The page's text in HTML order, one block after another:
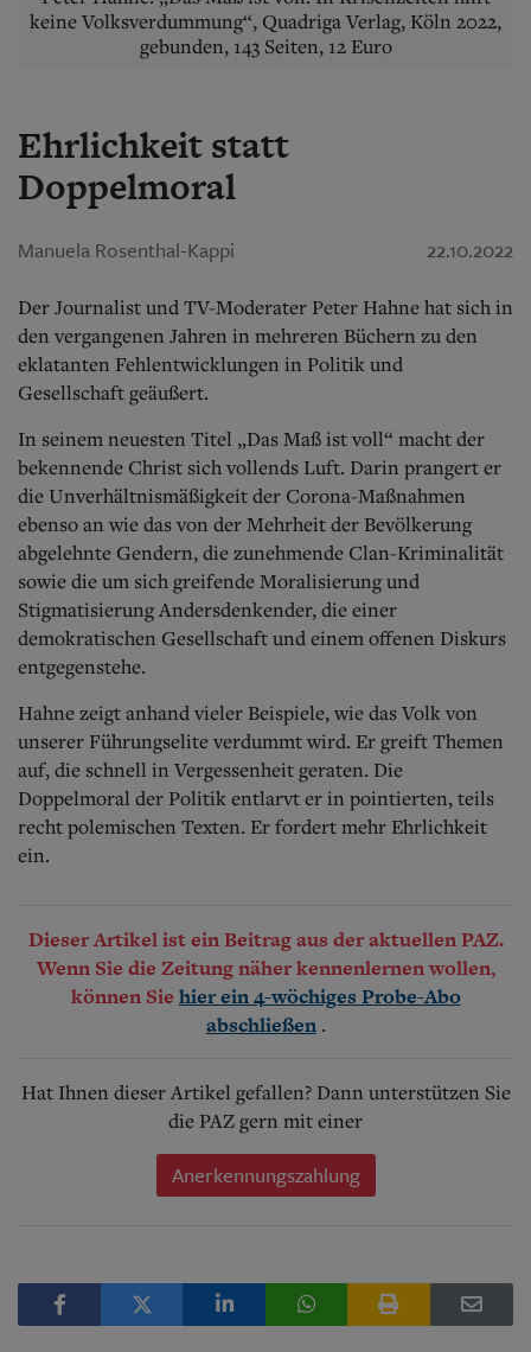
Kontakt
keine Volksverdummung“, Quadriga Verlag, Köln 2022,
gebunden, 143 Seiten, 12 Euro
Ehrlichkeit statt
Doppelmoral
Manuela Rosenthal-Kappi 22.10.2022
Der Journalist und TV-Moderater Peter Hahne hat sich in
den vergangenen Jahren in mehreren Büchern zu den
eklatanten Fehlentwicklungen in Politik und
Gesellschaft geäußert.
In seinem neuesten Titel „Das Maß ist voll“ macht der
bekennende Christ sich vollends Luft. Darin prangert er
die Unverhältnismäßigkeit der Corona-Maßnahmen
ebenso an wie das von der Mehrheit der Bevölkerung
abgelehnte Gendern, die zunehmende Clan-Kriminalität
sowie die um sich greifende Moralisierung und
Stigmatisierung Andersdenkender, die einer
demokratischen Gesellschaft und einem offenen Diskurs
entgegenstehe.
Hahne zeigt anhand vieler Beispiele, wie das Volk von
unserer Führungselite verdummt wird. Er greift Themen
auf, die schnell in Vergessenheit geraten. Die
Doppelmoral der Politik entlarvt er in pointierten, teils
recht polemischen Texten. Er fordert mehr Ehrlichkeit
ein.
Dieser Artikel ist ein Beitrag aus der aktuellen PAZ.
Wenn Sie die Zeitung näher kennenlernen wollen,
können Sie hier ein 4-wöchiges Probe-Abo
abschließen .
Hat Ihnen dieser Artikel gefallen? Dann unterstützen Sie
die PAZ gern mit einer
Anerkennungszahlung